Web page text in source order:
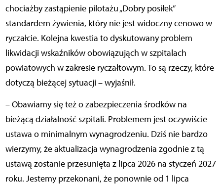
chociażby zastąpienie pilotażu „Dobry posiłek”
standardem żywienia, który nie jest widoczny cenowo w
ryczałcie. Kolejna kwestia to dyskutowany problem
likwidacji wskaźników obowiązująch w szpitalach
powiatowych w zakresie ryczałtowym. To są rzeczy, które
dotyczą bieżącej sytuacji – wyjaśnił.
– Obawiamy się też o zabezpieczenia środków na
bieżącą działalność szpitali. Problemem jest oczywiście
ustawa o minimalnym wynagrodzeniu. Dziś nie bardzo
wierzymy, że aktualizacja wynagrodzenia zgodnie z tą
ustawą zostanie przesunięta z lipca 2026 na styczeń 2027
roku. Jestemy przekonani, że ponownie od 1 lipca